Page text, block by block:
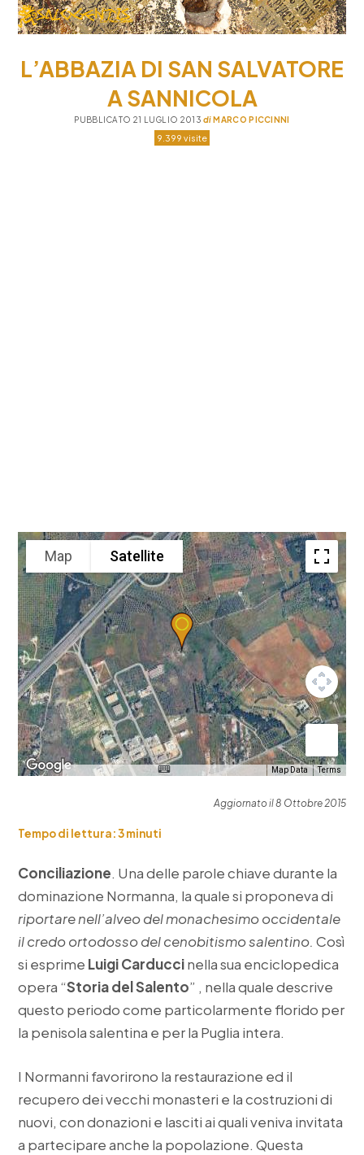
L’ABBAZIA DI SAN SALVATORE
A SANNICOLA
PUBBLICATO 21 LUGLIO 2013diMARCO PICCINNI
9.399 visite
Map Satellite
Map Data Terms
Aggiornato il 8 Ottobre 2015
Tempo di lettura:3minuti
Conciliazione. Una delle parole chiave durante la
dominazione Normanna, la quale si proponeva di
riportare nell’alveo del monachesimo occidentale
il credo ortodosso del cenobitismo salentino.Così
si esprime Luigi Carduccinella sua enciclopedica
opera “Storia del Salento” , nella quale descrive
questo periodo come particolarmente florido per
la penisola salentina e per la Puglia intera.
I Normanni favorirono la restaurazione ed il
recupero dei vecchi monasteri e la costruzioni di
nuovi, con donazioni e lasciti ai quali veniva invitata
a partecipare anche la popolazione. Questa